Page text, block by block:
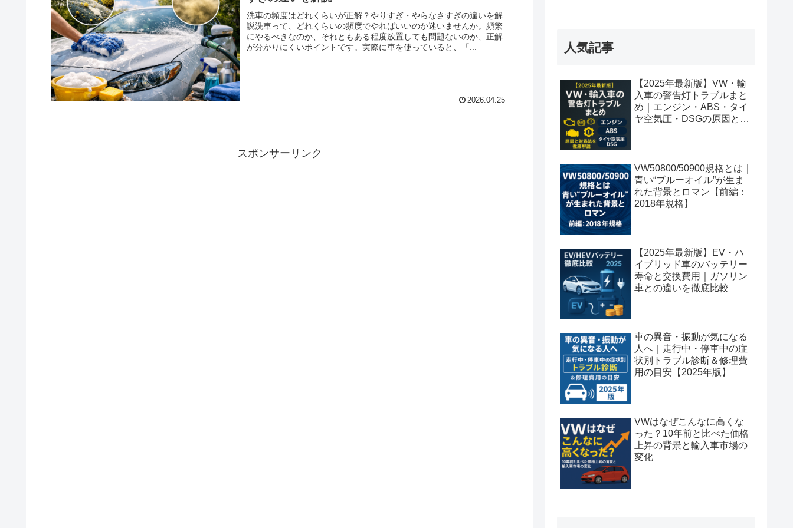
洗車の頻度はどれくらいが正解？やりすぎ・やらなさすぎの違いを解
説洗車って、どれくらいの頻度でやればいいのか迷いませんか。頻繁
にやるべきなのか、それともある程度放置しても問題ないのか、正解
が分かりにくいポイントです。実際に車を使っていると、「...
2026.04.25
スポンサーリンク
人気記事
【2025年最新版】VW・輸
入車の警告灯トラブルまと
め｜エンジン・ABS・タイ
ヤ空気圧・DSGの原因と対
VW50800/50900規格とは｜
青い“ブルーオイル”が生ま
れた背景とロマン【前編：
2018年規格】
【2025年最新版】EV・ハ
イブリッド車のバッテリー
寿命と交換費用｜ガソリン
車との違いを徹底比較
車の異音・振動が気になる
人へ｜走行中・停車中の症
状別トラブル診断＆修理費
用の目安【2025年版】
VWはなぜこんなに高くな
った？10年前と比べた価格
上昇の背景と輸入車市場の
変化